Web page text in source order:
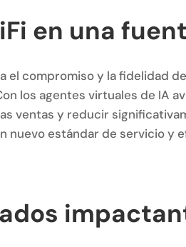
en una
el compromiso y la fidelidad
los agentes virtuales de IA
ventas y reducir
nuevo estándar de servicio y